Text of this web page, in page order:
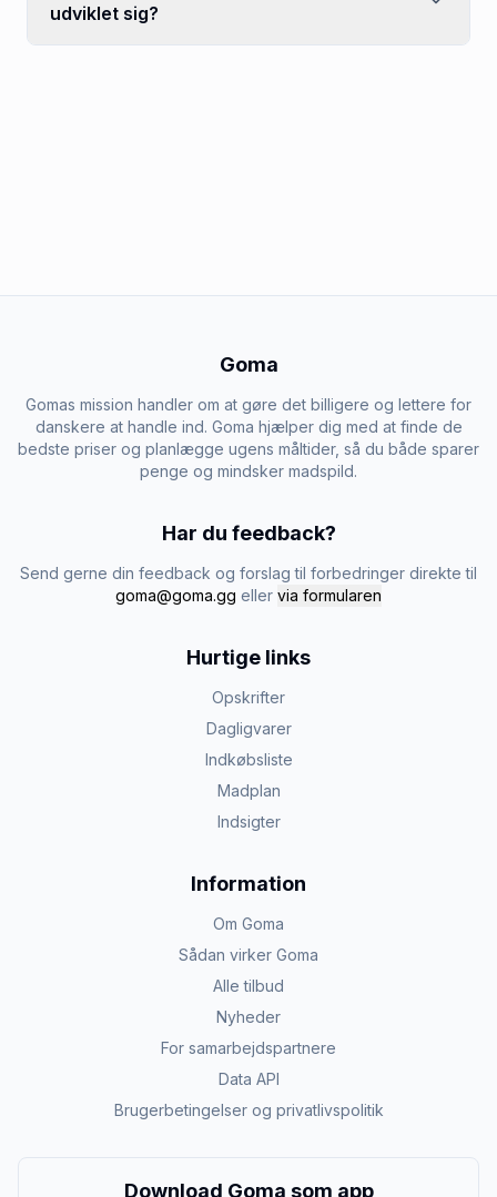
udviklet sig?
Goma
Gomas mission handler om at gøre det billigere og lettere for
danskere at handle ind. Goma hjælper dig med at finde de
bedste priser og planlægge ugens måltider, så du både sparer
penge og mindsker madspild.
Har du feedback?
Send gerne din feedback og forslag til forbedringer direkte til
goma@goma.gg eller via formularen
Hurtige links
Opskrifter
Dagligvarer
Indkøbsliste
Madplan
Indsigter
Information
Om Goma
Sådan virker Goma
Alle tilbud
Nyheder
For samarbejdspartnere
Data API
Brugerbetingelser og privatlivspolitik
Download Goma som app